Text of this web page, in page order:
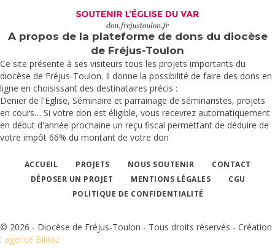
A propos de la plateforme de dons du diocèse
de Fréjus-Toulon
Ce site présente à ses visiteurs tous les projets importants du
diocèse de Fréjus-Toulon. Il donne la possibilité de faire des dons en
ligne en choisissant des destinataires précis :
Denier de l'Eglise, Séminaire et parrainage de séminaristes, projets
en cours… Si votre don est éligible, vous recevrez automatiquement
en début d'année prochaine un reçu fiscal permettant de déduire de
votre impôt 66% du montant de votre don
ACCUEIL PROJETS NOUS SOUTENIR
CONTACT
DÉPOSER UN PROJET
MENTIONS LÉGALES
CGU
POLITIQUE DE CONFIDENTIALITÉ
© 2026 - Diocèse de Fréjus-Toulon - Tous droits réservés - Création
: agence Bikloz